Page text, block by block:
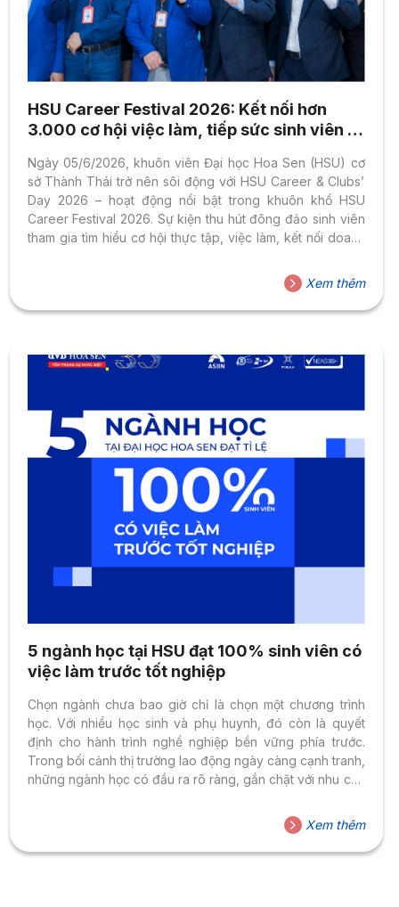
HSU Career Festival 2026: Kết nối hơn
3.000 cơ hội việc làm, tiếp sức sinh viên tự
Ngày 05/6/2026, khuôn viên Đại học Hoa Sen (HSU) cơ
sở Thành Thái trở nên sôi động với HSU Career & Clubs’
Day 2026 – hoạt động nổi bật trong khuôn khổ HSU
Career Festival 2026. Sự kiện thu hút đông đảo sinh viên
tham gia tìm hiểu cơ hội thực tập, việc làm, kết nối doanh
hợp với năng lực, sở thích của bản thân. Hơn 3.000 cơ hội
việc làm và thực tập dành cho sinh viên HSU HSU Career
& Clubs’ Day năm nay quy tụ 29...
Xem thêm
5 ngành học tại HSU đạt 100% sinh viên có
việc làm trước tốt nghiệp
Chọn ngành chưa bao giờ chỉ là chọn một chương trình
học. Với nhiều học sinh và phụ huynh, đó còn là quyết
định cho hành trình nghề nghiệp bền vững phía trước.
Trong bối cảnh thị trường lao động ngày càng cạnh tranh,
những ngành học có đầu ra rõ ràng, gắn chặt với nhu cầu
nhiều hơn. Tại Đại học Hoa Sen, môi trường đào tạo Thực
học – Thực làm cùng định hướng gắn kết doanh nghiệp
tiếp tục mang lại những tín hiệu tích cực về...
Xem thêm